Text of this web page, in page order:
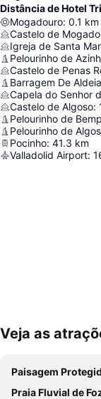
Distância de Hotel
Mogadouro: 0.1 km
Castelo de
Igreja de Santa
Pelourinho de
Castelo de Penas
Barragem De
Capela do Senhor
Castelo de Algoso:
Pelourinho de
Pelourinho de
Pocinho: 41.3 km
Valladolid Airport:
Ampliar mapa
Veja as
Paisagem Protegida da
Praia Fluvial de